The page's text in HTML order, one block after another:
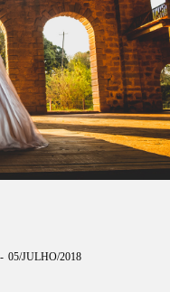
05/JULHO/2018